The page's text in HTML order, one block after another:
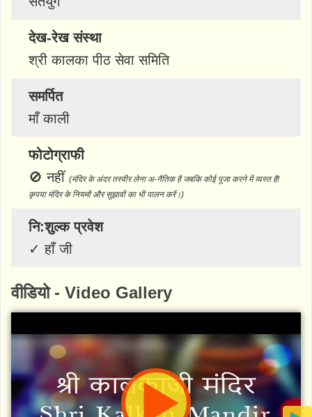
देख-रेख संस्था
श्री कालका पीठ सेवा समिति
समर्पित
माँ काली
फोटोग्राफी
🚫नहीं (मंदिर के अंदर तस्वीर लेना अ-नैतिक है जबकि कोई पूजा करने में व्यस्त है!
कृपया मंदिर के नियमों और सुझावों का भी पालन करें।)
नि:शुल्क प्रवेश
✓हाँ जी
वीडियो - Video Gallery